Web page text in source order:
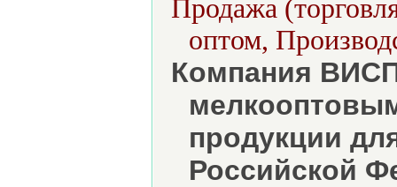
Продажа
оптом,
Компания
продукции
Российской